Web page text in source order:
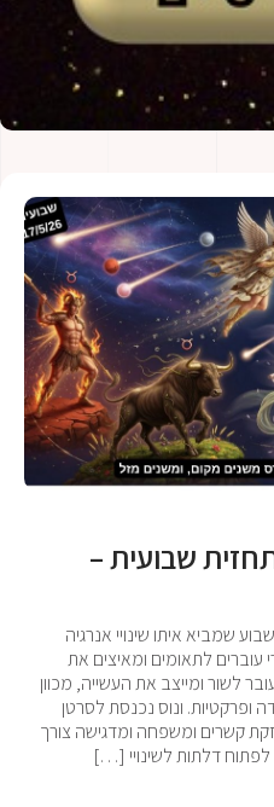
שבועית –
שמביא איתו שינויי אנרגיה
לתאומים ומאיצים את
לשור ומייצב את העשייה, מכוון
ופרקטיות. ונוס נכנסת לסרטן
קשרים ומשפחה ומדגישה צורך
לפתוח דלתות לשינויי […]